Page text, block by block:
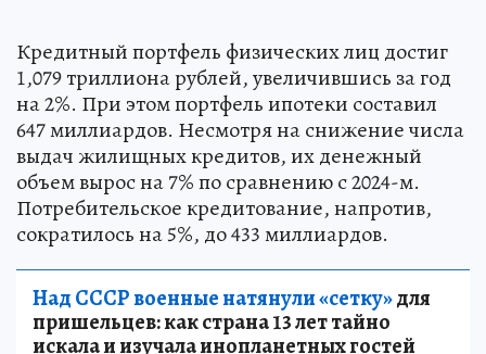
Кредитный портфель физических лиц достиг
1,079 триллиона рублей, увеличившись за год
на 2%. При этом портфель ипотеки составил
647 миллиардов. Несмотря на снижение числа
выдач жилищных кредитов, их денежный
объем вырос на 7% по сравнению с 2024-м.
Потребительское кредитование, напротив,
сократилось на 5%, до 433 миллиардов.
Над СССР военные натянули «сетку»для
пришельцев: как страна 13 лет тайно
искала и изучала инопланетных гостей